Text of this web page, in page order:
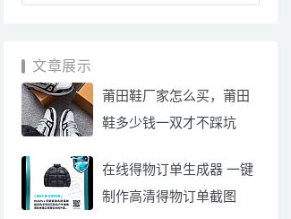
文章展示
莆田鞋厂家怎么买，莆田
鞋多少钱一双才不踩坑
在线得物订单生成器 一键
制作高清得物订单截图